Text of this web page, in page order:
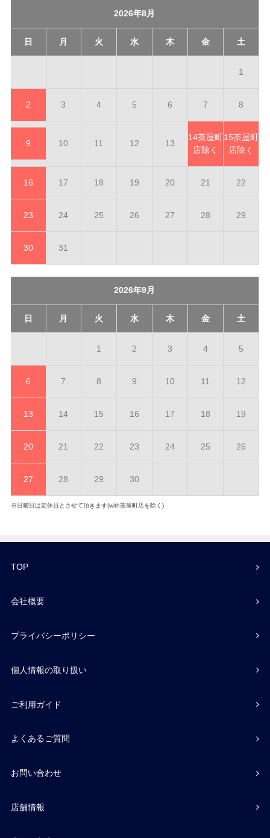
2026年8月
日 月 火 水 木 金 土
1
2 3 4 5 6 7 8
9 10 11 12 13
14茶屋町
店除く
15茶屋町
店除く
16 17 18 19 20 21 22
23 24 25 26 27 28 29
30 31
2026年9月
日 月 火 水 木 金 土
1 2 3 4 5
6 7 8 9 10 11 12
13 14 15 16 17 18 19
20 21 22 23 24 25 26
27 28 29 30
※日曜日は定休日とさせて頂きます(with茶屋町店を除く)
TOP
会社概要
プライバシーポリシー
個人情報の取り扱い
ご利用ガイド
よくあるご質問
お問い合わせ
店舗情報